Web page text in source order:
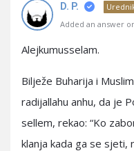
D. P.
Added an answer
Alejkumusselam.
Bilježe Buharija i
radijallahu anhu, da je
sellem, rekao: “Ko
klanja kada ga se sjeti,